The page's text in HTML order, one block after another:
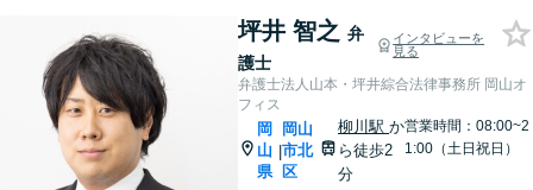
坪井 智之 弁
護士
インタビューを
見る
弁護士法人山本・坪井綜合法律事務所 岡山オ
フィス
岡
山
県
|
岡山
市北
区
柳川駅か
ら徒歩2
分
営業時間：08:00~2
1:00（土日祝日）